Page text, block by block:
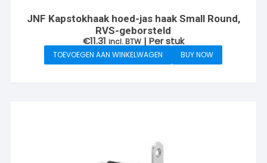
JNF Kapstokhaak hoed-jas haak Small Round,
RVS-geborsteld
€11.31 incl. BTW | Per stuk
TOEVOEGEN AAN WINKELWAGEN BUY NOW